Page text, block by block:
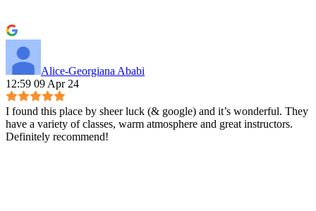
Alice-Georgiana Ababi
12:59 09 Apr 24
I found this place by sheer luck (& google) and it’s wonderful. They
have a variety of classes, warm atmosphere and great instructors.
Definitely recommend!